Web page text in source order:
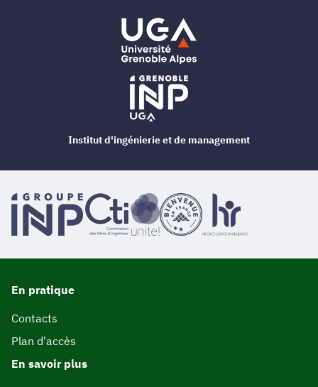
En pratique
Contacts
Plan d'accès
En savoir plus
Institut d'ingénierie et de management